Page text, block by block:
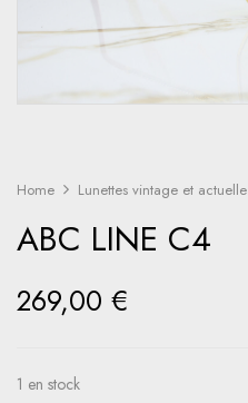
Home Lunettes vintage et actuelle
ABC LINE C4
269,00 €
1 en stock